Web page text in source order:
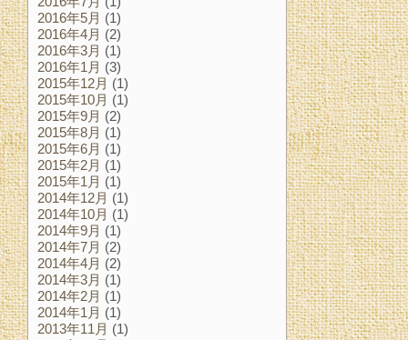
2016年5月 (1)
2016年4月 (2)
2016年3月 (1)
2016年1月 (3)
2015年12月 (1)
2015年10月 (1)
2015年9月 (2)
2015年8月 (1)
2015年6月 (1)
2015年2月 (1)
2015年1月 (1)
2014年12月 (1)
2014年10月 (1)
2014年9月 (1)
2014年7月 (2)
2014年4月 (2)
2014年3月 (1)
2014年2月 (1)
2014年1月 (1)
2013年11月 (1)